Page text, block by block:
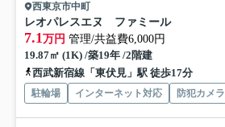
西東京市中町
レオパレスエヌ ファミール
7.1万円 管理/共益費6,000円
19.87㎡ (1K) /築19年 /2階建
西武新宿線「東伏見」駅 徒歩17分
駐輪場 インターネット対応 防犯カメラ